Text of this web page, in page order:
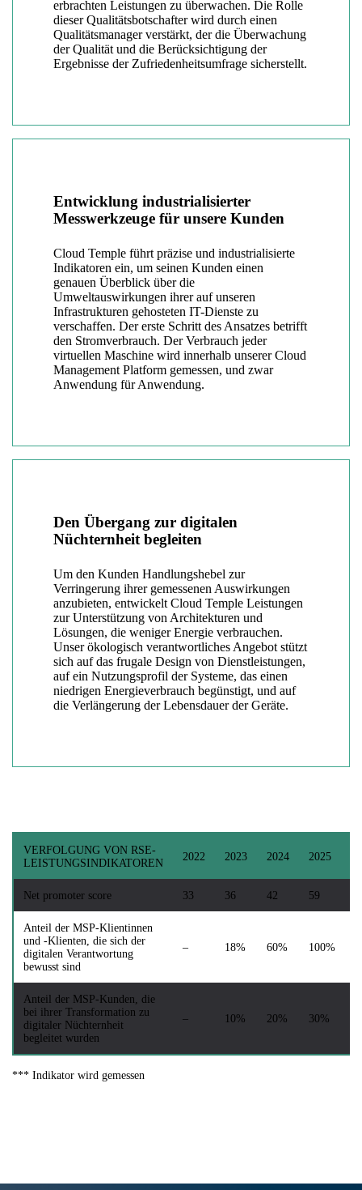
erbrachten Leistungen zu überwachen. Die Rolle
dieser Qualitätsbotschafter wird durch einen
Qualitätsmanager verstärkt, der die Überwachung
der Qualität und die Berücksichtigung der
Ergebnisse der Zufriedenheitsumfrage sicherstellt.
Entwicklung industrialisierter
Messwerkzeuge für unsere Kunden
Cloud Temple führt präzise und industrialisierte
Indikatoren ein, um seinen Kunden einen
genauen Überblick über die
Umweltauswirkungen ihrer auf unseren
Infrastrukturen gehosteten IT-Dienste zu
verschaffen. Der erste Schritt des Ansatzes betrifft
den Stromverbrauch. Der Verbrauch jeder
virtuellen Maschine wird innerhalb unserer Cloud
Management Platform gemessen, und zwar
Anwendung für Anwendung.
Den Übergang zur digitalen
Nüchternheit begleiten
Um den Kunden Handlungshebel zur
Verringerung ihrer gemessenen Auswirkungen
anzubieten, entwickelt Cloud Temple Leistungen
zur Unterstützung von Architekturen und
Lösungen, die weniger Energie verbrauchen.
Unser ökologisch verantwortliches Angebot stützt
sich auf das frugale Design von Dienstleistungen,
auf ein Nutzungsprofil der Systeme, das einen
niedrigen Energieverbrauch begünstigt, und auf
die Verlängerung der Lebensdauer der Geräte.
VERFOLGUNG VON RSE-
LEISTUNGSINDIKATOREN
2022 2023 2024 2025
Net promoter score 33 36 42 59
Anteil der MSP-Klientinnen
und -Klienten, die sich der
digitalen Verantwortung
bewusst sind
– 18% 60% 100%
Anteil der MSP-Kunden, die
bei ihrer Transformation zu
digitaler Nüchternheit
begleitet wurden
– 10% 20% 30%
*** Indikator wird gemessen